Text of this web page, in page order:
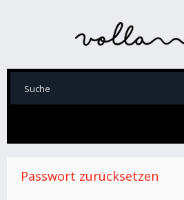
Passwort zurücksetzen